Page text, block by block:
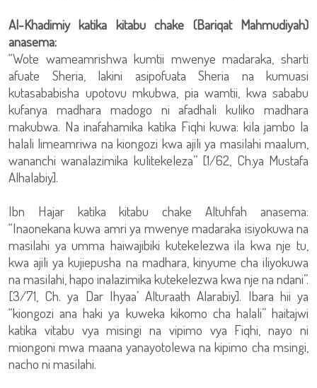
Al-Khadimiy katika kitabu chake (Bariqat Mahmudiyah)
anasema:
“Wote wameamrishwa kumtii mwenye madaraka, sharti
afuate Sheria, lakini asipofuata Sheria na kumuasi
kutasababisha upotovu mkubwa, pia wamtii, kwa sababu
kufanya madhara madogo ni afadhali kuliko madhara
makubwa. Na inafahamika katika Fiqhi kuwa: kila jambo la
halali limeamriwa na kiongozi kwa ajili ya masilahi maalum,
wananchi wanalazimika kulitekeleza” [1/62, Ch.ya Mustafa
Alhalabiy].
Ibn Hajar katika kitabu chake Altuhfah anasema:
“Inaonekana kuwa amri ya mwenye madaraka isiyokuwa na
masilahi ya umma haiwajibiki kutekelezwa ila kwa nje tu,
kwa ajili ya kujiepusha na madhara, kinyume cha iliyokuwa
na masilahi, hapo inalazimika kutekelezwa kwa nje na ndani”.
[3/71, Ch. ya Dar Ihyaa’ Alturaath Alarabiy]. Ibara hii ya
“kiongozi ana haki ya kuweka kikomo cha halali” haitajwi
katika vitabu vya misingi na vipimo vya Fiqhi, nayo ni
miongoni mwa maana yanayotolewa na kipimo cha msingi,
nacho ni masilahi.